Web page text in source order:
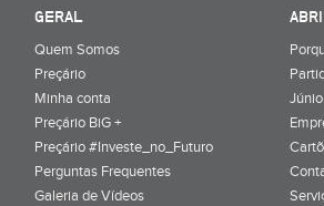
GERAL
Quem Somos
Preçário
Minha conta
Preçário BiG +
Preçário #Investe_no_Futuro
Perguntas Frequentes
Galeria de Vídeos